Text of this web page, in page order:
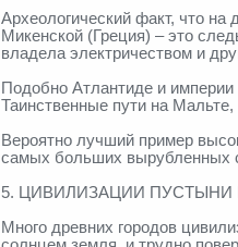
Археологический факт, что на
Микенской (Греция) – это
владела электричеством и
Подобно Атлантиде и
Таинственные пути на
Вероятно лучший пример
самых больших вырубленных
5. ЦИВИЛИЗАЦИИ ПУСТЫНИ
Много древних городов